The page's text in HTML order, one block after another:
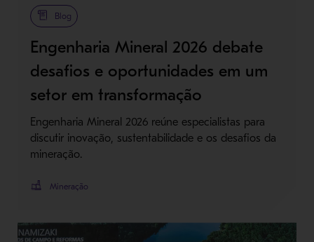
Blog
Engenharia Mineral 2026 debate
desafios e oportunidades em um
setor em transformação
Engenharia Mineral 2026 reúne especialistas para
discutir inovação, sustentabilidade e os desafios da
mineração.
Mineração